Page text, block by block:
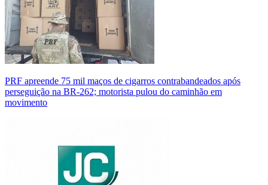
PRF apreende 75 mil maços de cigarros contrabandeados após
perseguição na BR-262; motorista pulou do caminhão em
movimento